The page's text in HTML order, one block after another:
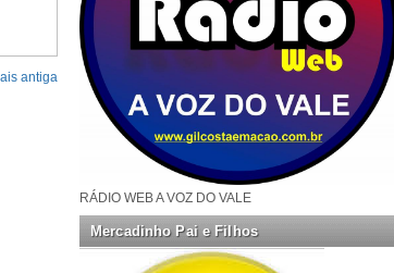
antiga
RÁDIO WEB A VOZ DO VALE
Mercadinho Pai e Filhos